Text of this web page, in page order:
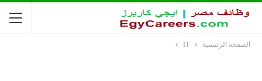
الصفحة الرئيسية IT